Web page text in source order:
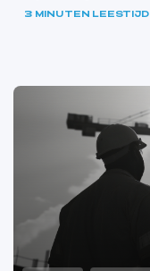
3 MINUTEN LEESTIJD